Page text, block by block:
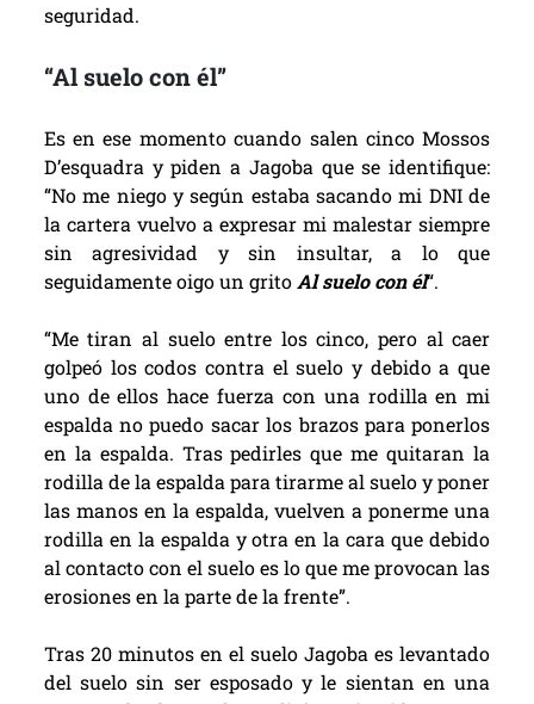
seguridad.
“Al suelo con él”
Es en ese momento cuando salen cincoMossos
D’esquadra ypiden a Jagoba que se identifique:
“No me niego y según estaba sacando mi DNI de
la cartera vuelvo a expresar mi malestar siempre
sin agresividad y sin insultar, a lo que
seguidamente oigo un gritoAl suelo con él“.
“Me tiran al suelo entre los cinco, pero al caer
golpeó los codos contra el suelo y debido a que
uno de ellos hace fuerza con una rodilla en mi
espalda no puedo sacar los brazos para ponerlos
en la espalda. Tras pedirles que me quitaran la
rodilla de la espalda para tirarme al suelo y poner
las manos en la espalda, vuelven a ponerme una
rodilla en la espalda y otra en la cara que debido
al contacto con el suelo es lo que me provocan las
erosiones en la parte de la frente”.
Tras 20 minutos en el suelo Jagoba es levantado
del suelo sin ser esposado y le sientan en una